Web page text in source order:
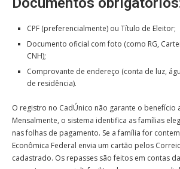
CPF (preferencialmente) ou Título de Eleitor;
Documento oficial com foto (como RG,
CNH);
Comprovante de endereço (conta de luz,
de residência).
O registro no CadÚnico não garante o benefício
Mensalmente, o sistema identifica as famílias
nas folhas de pagamento. Se a família for
Econômica Federal envia um cartão pelos
cadastrado. Os repasses são feitos em contas